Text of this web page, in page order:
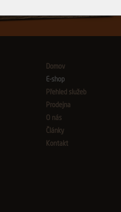
Domov
E-shop
Přehled služeb
Prodejna
O nás
Články
Kontakt